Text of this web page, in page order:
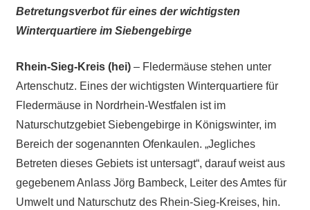
Betretungsverbot für eines der wichtigsten
Winterquartiere im Siebengebirge
Rhein-Sieg-Kreis (hei)– Fledermäuse stehen unter
Artenschutz. Eines der wichtigsten Winterquartiere für
Fledermäuse in Nordrhein-Westfalen ist im
Naturschutzgebiet Siebengebirge in Königswinter, im
Bereich der sogenannten Ofenkaulen. „Jegliches
Betreten dieses Gebiets ist untersagt“, darauf weist aus
gegebenem Anlass Jörg Bambeck, Leiter des Amtes für
Umwelt und Naturschutz des Rhein-Sieg-Kreises, hin.